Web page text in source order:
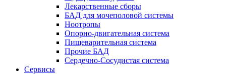
Лекарственные сборы
БАД для мочеполовой системы
Ноотропы
Опорно-двигательная система
Пищеварительная система
Прочие БАД
Сердечно-Сосудистая система
Сервисы